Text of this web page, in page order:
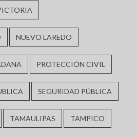
NUEVO LAREDO
PROTECCIÓN CIVIL
SEGURIDAD PÚBLICA
TAMAULIPAS TAMPICO